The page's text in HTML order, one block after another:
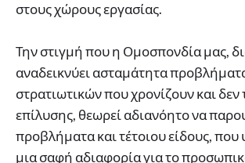
στους χώρους εργασίας.
Την στιγμή που η Ομοσπονδία μας,
αναδεικνύει ασταμάτητα
στρατιωτικών που χρονίζουν και δεν
επίλυσης, θεωρεί αδιανόητο να
προβλήματα και τέτοιου είδους,
μια σαφή αδιαφορία για το